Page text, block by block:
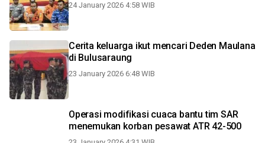
24 January 2026 4:58 WIB
Cerita keluarga ikut mencari Deden Maulana
di Bulusaraung
23 January 2026 6:48 WIB
Operasi modifikasi cuaca bantu tim SAR
menemukan korban pesawat ATR 42-500